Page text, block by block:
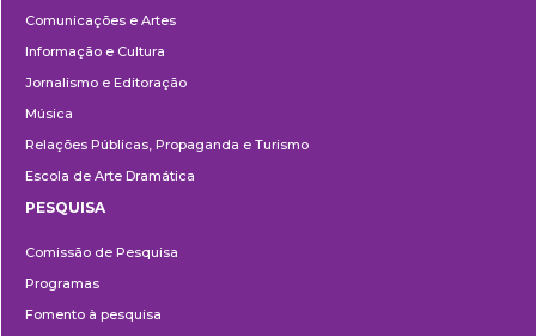
Comunicações e Artes
Informação e Cultura
Jornalismo e Editoração
Música
Relações Públicas, Propaganda e Turismo
Escola de Arte Dramática
PESQUISA
Comissão de Pesquisa
Programas
Fomento à pesquisa